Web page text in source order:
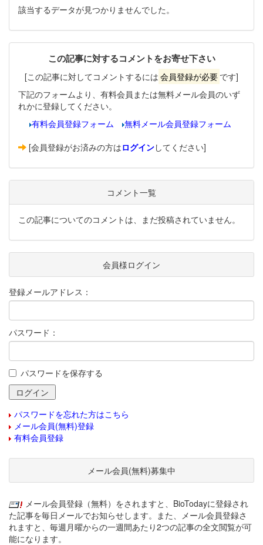
該当するデータが見つかりませんでした。
この記事に対するコメントをお寄せ下さい
[この記事に対してコメントするには 会員登録が必要 です]
下記のフォームより、有料会員または無料メール会員のいず
れかに登録してください。
有料会員登録フォーム
無料メール会員登録フォーム
[会員登録がお済みの方はログインしてください]
コメント一覧
この記事についてのコメントは、まだ投稿されていません。
会員様ログイン
登録メールアドレス：
パスワード：
パスワードを保存する
パスワードを忘れた方はこちら
メール会員(無料)登録
有料会員登録
メール会員(無料)募集中
メール会員登録（無料）をされますと、BioTodayに登録され
た記事を毎日メールでお知らせします。また、メール会員登録さ
れますと、毎週月曜からの一週間あたり2つの記事の全文閲覧が可
能になります。